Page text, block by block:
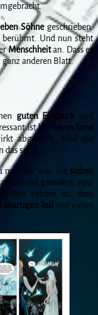
Söhnegeschrieben.
Und nun steht
Menschheitan. Dass es
anderen Blatt.
guten Eindruck und
ist bei Seven Sons
abgerockt. Und die
das sein?
machen, was die sieben
sich viel geändert, egal
extrem ist, dass
abartigen Teil von vielen